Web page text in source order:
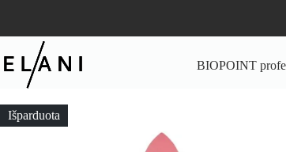
content
BIOPOINT
Išparduota